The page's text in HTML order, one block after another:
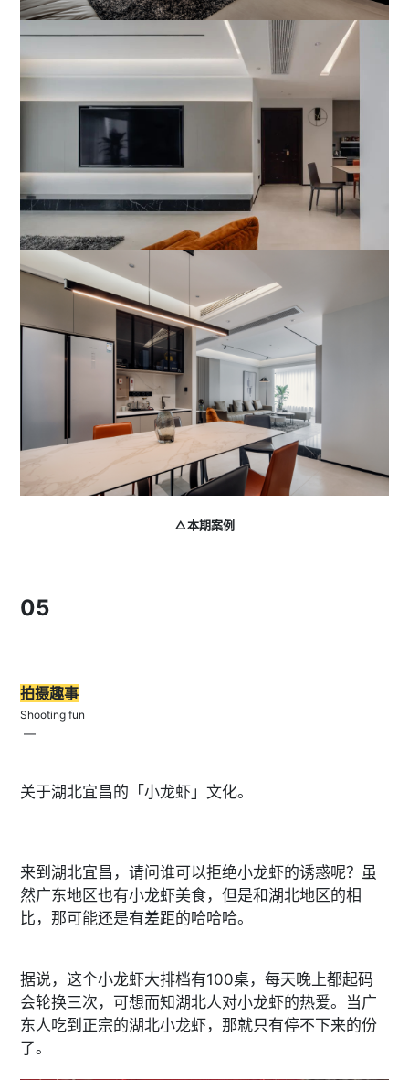
△本期案例
05
拍摄趣事
Shooting fun
—
关于湖北宜昌的「小龙虾」文化。
来到湖北宜昌，请问谁可以拒绝小龙虾的诱惑呢？虽
然广东地区也有小龙虾美食，但是和湖北地区的相
比，那可能还是有差距的哈哈哈。
据说，这个小龙虾大排档有100桌，每天晚上都起码
会轮换三次，可想而知湖北人对小龙虾的热爱。当广
东人吃到正宗的湖北小龙虾，那就只有停不下来的份
了。